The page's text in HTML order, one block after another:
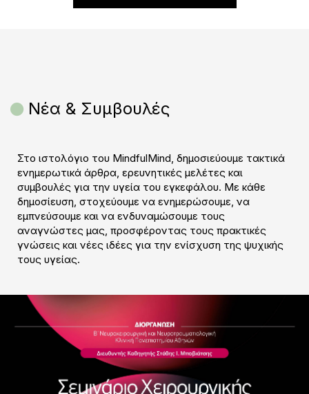
Νέα & Συμβουλές
Στο ιστολόγιο του MindfulMind, δημοσιεύουμε τακτικά
ενημερωτικά άρθρα, ερευνητικές μελέτες και
συμβουλές για την υγεία του εγκεφάλου. Με κάθε
δημοσίευση, στοχεύουμε να ενημερώσουμε, να
εμπνεύσουμε και να ενδυναμώσουμε τους
αναγνώστες μας, προσφέροντας τους πρακτικές
γνώσεις και νέες ιδέες για την ενίσχυση της ψυχικής
τους υγείας.